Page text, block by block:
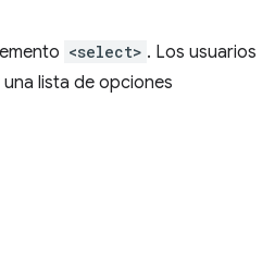
<select> . Los usuarios
lista de opciones